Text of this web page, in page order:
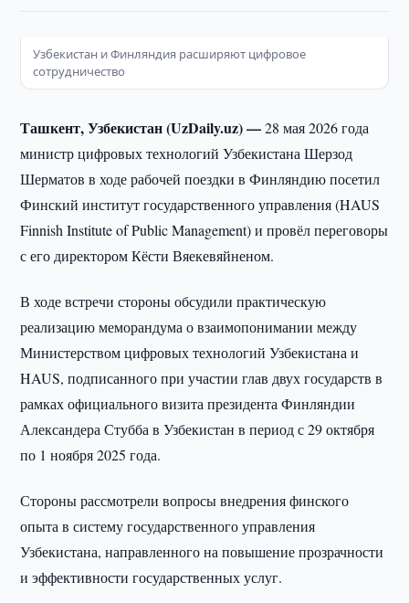
Узбекистан и Финляндия расширяют цифровое
сотрудничество
Ташкент, Узбекистан (UzDaily.uz) —28 мая 2026 года
министр цифровых технологий Узбекистана Шерзод
Шерматов в ходе рабочей поездки в Финляндию посетил
Финский институт государственного управления (HAUS
Finnish Institute of Public Management) и провёл переговоры
с его директором Кёсти Вяекевяйненом.
В ходе встречи стороны обсудили практическую
реализацию меморандума о взаимопонимании между
Министерством цифровых технологий Узбекистана и
HAUS, подписанного при участии глав двух государств в
рамках официального визита президента Финляндии
Александера Стубба в Узбекистан в период с 29 октября
по 1 ноября 2025 года.
Стороны рассмотрели вопросы внедрения финского
опыта в систему государственного управления
Узбекистана, направленного на повышение прозрачности
и эффективности государственных услуг.